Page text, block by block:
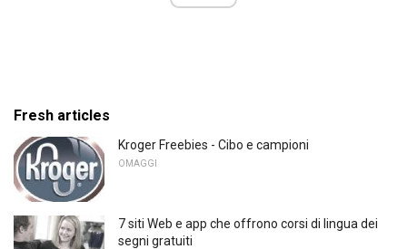
Fresh articles
Kroger Freebies - Cibo e campioni
OMAGGI
7 siti Web e app che offrono corsi di lingua dei
segni gratuiti